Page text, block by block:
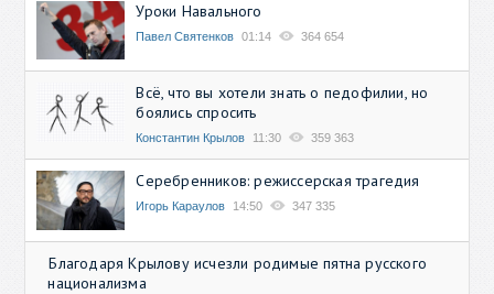
Уроки Навального
Павел Святенков 01:14 364 654
Всё, что вы хотели знать о педофилии, но
боялись спросить
Константин Крылов 11:30 359 363
Серебренников: режиссерская трагедия
Игорь Караулов 14:50 347 335
Благодаря Крылову исчезли родимые пятна русского
национализма